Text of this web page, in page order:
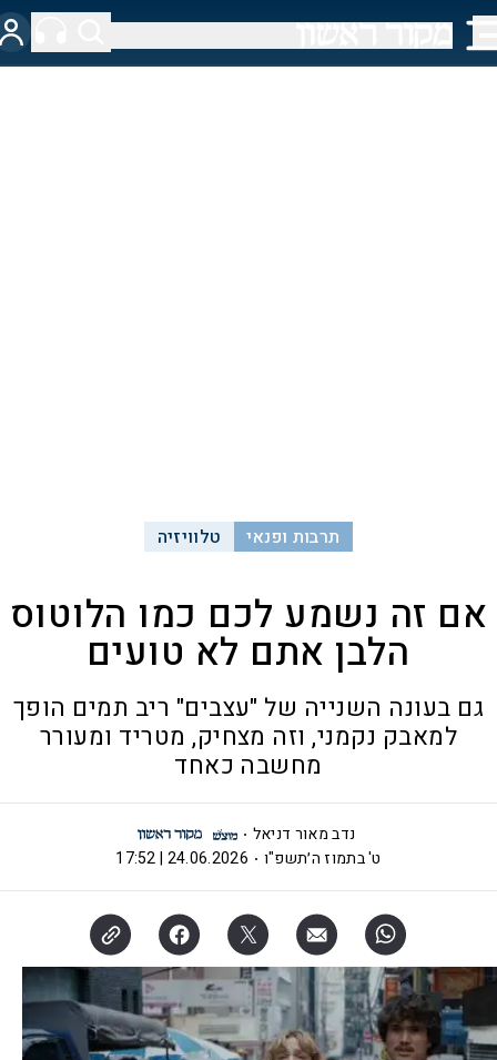
תרבות ופנאי טלוויזיה
אם זה נשמע לכם כמו הלוטוס
הלבן אתם לא טועים
גם בעונה השנייה של "עצבים" ריב תמים הופך
למאבק נקמני, וזה מצחיק, מטריד ומעורר
מחשבה כאחד
נדב מאור דניאל
ט' בתמוז ה׳תשפ"ו
24.06.2026 | 17:52